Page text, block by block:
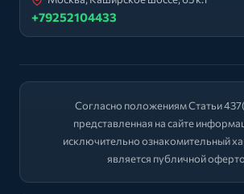
+79252104433
Согласно положениям Статьи
представленная на сайте
исключительно ознакомительный
является публичной